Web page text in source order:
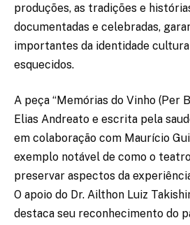
produções, as tradições e
documentadas e celebradas,
importantes da identidade
esquecidos.
A peça “Memórias do Vinho (Per
Elias Andreato e escrita pela
em colaboração com Maurício
exemplo notável de como o
preservar aspectos da
O apoio do Dr. Ailthon Luiz
destaca seu reconhecimento do